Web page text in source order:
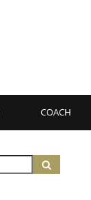
COACH